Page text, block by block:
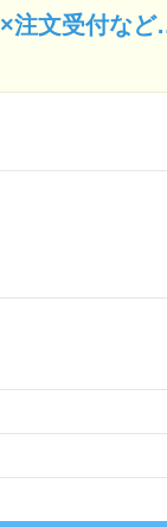
×注文受付な